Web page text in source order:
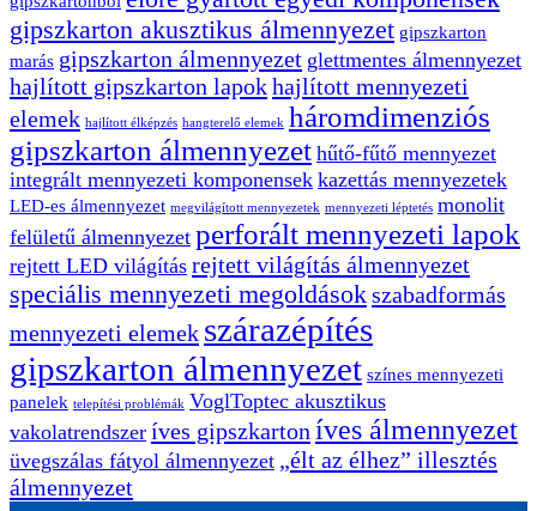
gipszkarton akusztikus álmennyezet gipszkarton
marás gipszkarton álmennyezet glettmentes álmennyezet
hajlított gipszkarton lapokhajlított mennyezeti
elemek hajlított élképzés hangterelő elemek háromdimenziós
gipszkarton álmennyezet hűtő-fűtő mennyezet
integrált mennyezeti komponensek kazettás mennyezetek
LED-es álmennyezet megvilágított mennyezetek mennyezeti léptetés monolit
felületű álmennyezet perforált mennyezeti lapok
rejtett LED világítás rejtett világítás álmennyezet
speciális mennyezeti megoldásokszabadformás
mennyezeti elemek szárazépítés
gipszkarton álmennyezet színes mennyezeti
panelek telepítési problémák VoglToptec akusztikus
vakolatrendszer íves gipszkarton íves álmennyezet
üvegszálas fátyol álmennyezet „élt az élhez” illesztés
álmennyezet